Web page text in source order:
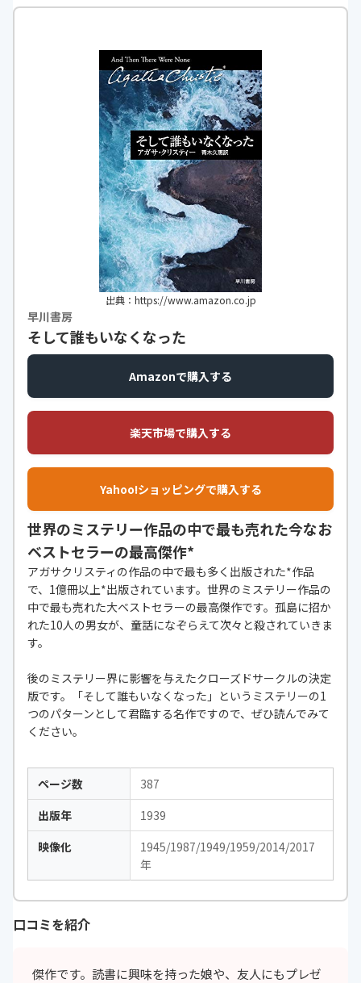
出典：https://www.amazon.co.jp
早川書房
そして誰もいなくなった
Amazonで購入する
楽天市場で購入する
Yahoo!ショッピングで購入する
世界のミステリー作品の中で最も売れた今なお
ベストセラーの最高傑作*
アガサクリスティの作品の中で最も多く出版された*作品
で、1億冊以上*出版されています。世界のミステリー作品の
中で最も売れた大ベストセラーの最高傑作です。孤島に招か
れた10人の男女が、童話になぞらえて次々と殺されていきま
す。
後のミステリー界に影響を与えたクローズドサークルの決定
版です。「そして誰もいなくなった」というミステリーの1
つのパターンとして君臨する名作ですので、ぜひ読んでみて
ください。
ページ数
387
出版年
1939
映像化
1945/1987/1949/1959/2014/2017
年
口コミを紹介
傑作です。読書に興味を持った娘や、友人にもプレゼ